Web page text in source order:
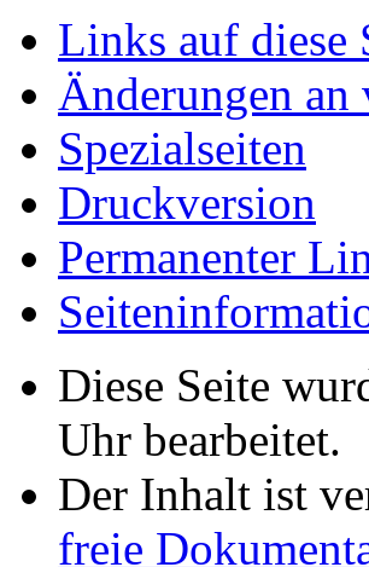
Links auf diese
Änderungen
Spezialseiten
Druckversion
Permanenter
Diese Seite
Uhr bearbeitet.
Der Inhalt ist
freie